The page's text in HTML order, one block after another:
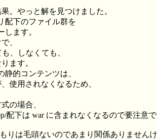
。やっと解を見つけました。
配下のファイル群を
します。
、
、しなくても、
ます。
静的コンテンツは、
使用されなくなるため、
の場合、
配下は war に含まれなくなるので要注意
りは毛頭ないのであまり関係ありません